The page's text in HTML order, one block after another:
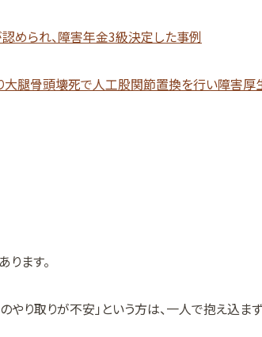
められ、障害年金3級決定した事例
大腿骨頭壊死で人工股関節置換を行い障害厚
ます。
やり取りが不安」という方は、一人で抱え込ま